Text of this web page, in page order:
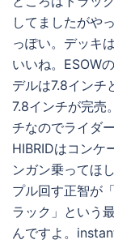
してましたがや
っぽい。デッキ
いいね。ESOW
デルは7.8インチ
7.8インチが完売
チなのでライダ
HIBRIDはコンケ
ンガン乗ってほ
プル回す正智が
ラック」という
んですよ。